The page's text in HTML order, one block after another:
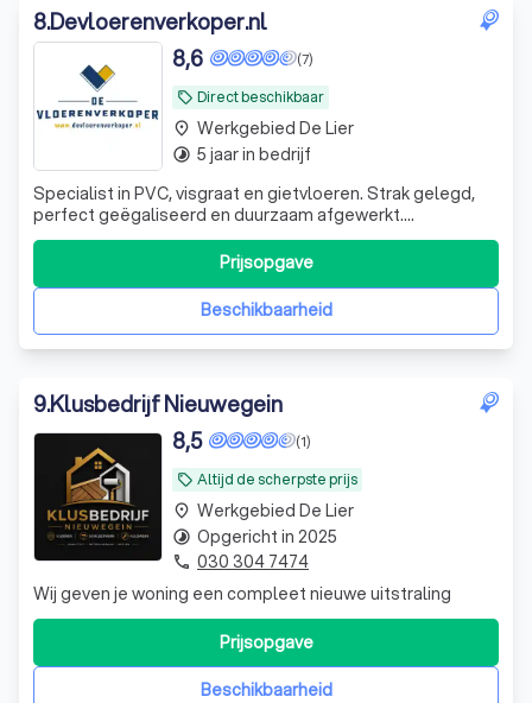
8.Devloerenverkoper.nl
local_offer Direct beschikbaar
(7)
8,6
Specialist in PVC, visgraat en gietvloeren. Strak gelegd,
perfect geëgaliseerd en duurzaam afgewerkt.
Betrouwbaar vakwerk met oog voor detail.
Beschikbaarheid
Prijsopgave
place Werkgebied De Lier
timelapse 5 jaar in bedrijf
9.Klusbedrijf Nieuwegein
local_offer Altijd de scherpste prijs
(1)
8,5
Wij geven je woning een compleet nieuwe uitstraling
Beschikbaarheid
Prijsopgave
place Werkgebied De Lier
timelapse Opgericht in 2025
phone 030 304 7474